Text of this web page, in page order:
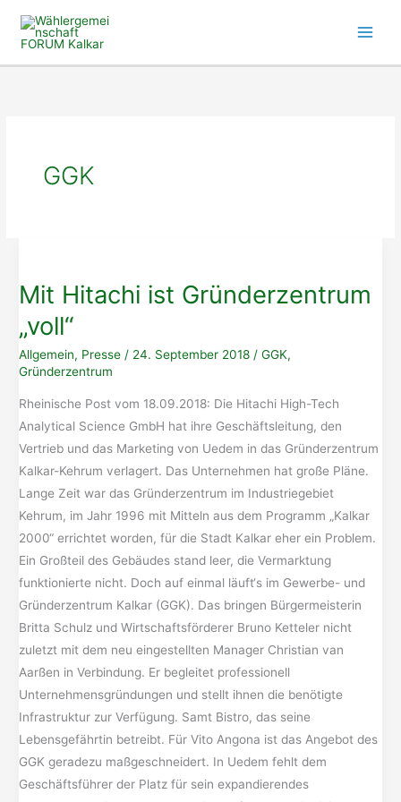
Inhalt
GGK
Mit Hitachi ist Gründerzentrum
„voll“
Allgemein, Presse / 24. September 2018 /GGK,
Gründerzentrum
Rheinische Post vom 18.09.2018: Die Hitachi High-Tech
Analytical Science GmbH hat ihre Geschäftsleitung, den
Vertrieb und das Marketing von Uedem in das Gründerzentrum
Kalkar-Kehrum verlagert. Das Unternehmen hat große Pläne.
Lange Zeit war das Gründerzentrum im Industriegebiet
Kehrum, im Jahr 1996 mit Mitteln aus dem Programm „Kalkar
2000“ errichtet worden, für die Stadt Kalkar eher ein Problem.
Ein Großteil des Gebäudes stand leer, die Vermarktung
funktionierte nicht. Doch auf einmal läuft‘s im Gewerbe- und
Gründerzentrum Kalkar (GGK). Das bringen Bürgermeisterin
Britta Schulz und Wirtschaftsförderer Bruno Ketteler nicht
zuletzt mit dem neu eingestellten Manager Christian van
Aarßen in Verbindung. Er begleitet professionell
Unternehmensgründungen und stellt ihnen die benötigte
Infrastruktur zur Verfügung. Samt Bistro, das seine
Lebensgefährtin betreibt. Für Vito Angona ist das Angebot des
GGK geradezu maßgeschneidert. In Uedem fehlt dem
Geschäftsführer der Platz für sein expandierendes